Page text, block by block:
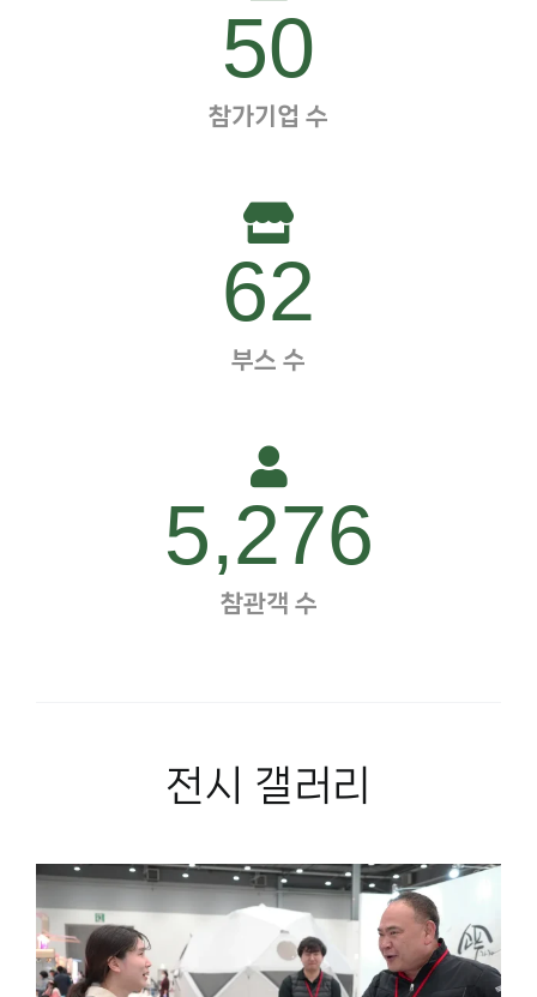
50
참가기업 수
62
부스 수
5,276
참관객 수
전시 갤러리